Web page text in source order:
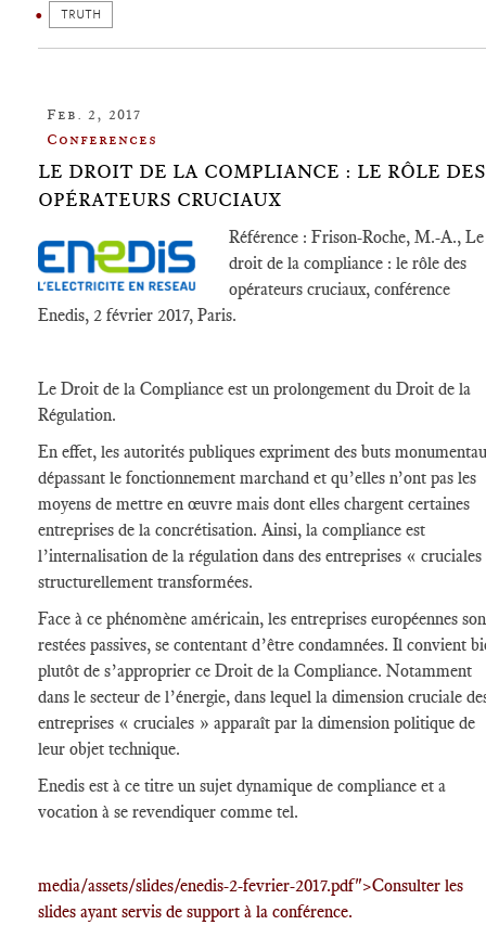
TRUTH
Feb. 2, 2017
Conferences
LE DROIT DE LA COMPLIANCE : LE RÔLE DES
OPÉRATEURS CRUCIAUX
Référence : Frison-Roche, M.-A., Le
droit de la compliance : le rôle des
opérateurs cruciaux, conférence
Enedis, 2 février 2017, Paris.
Le Droit de la Compliance est un prolongement du Droit de la
Régulation.
En effet, les autorités publiques expriment des buts
dépassant le fonctionnement marchand et qu’elles n’ont pas les
moyens de mettre en œuvre mais dont elles chargent certaines
entreprises de la concrétisation. Ainsi, la compliance est
l’internalisation de la régulation dans des entreprises «
structurellement transformées.
Face à ce phénomène américain, les entreprises européennes
restées passives, se contentant d’être condamnées. Il convient
plutôt de s’approprier ce Droit de la Compliance. Notamment
dans le secteur de l’énergie, dans lequel la dimension cruciale
entreprises « cruciales » apparaît par la dimension politique de
leur objet technique.
Enedis est à ce titre un sujet dynamique de compliance et a
vocation à se revendiquer comme tel.
media/assets/slides/enedis-2-fevrier-2017.pdf">Consulter les
slides ayant servis de support à la conférence.